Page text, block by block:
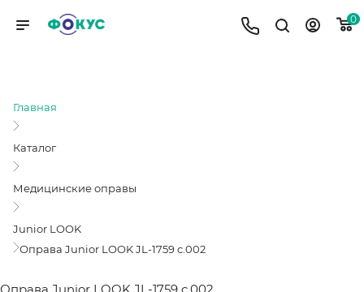
0
Главная
Каталог
Медицинские оправы
Junior LOOK
Оправа Junior LOOK JL-1759 c.002